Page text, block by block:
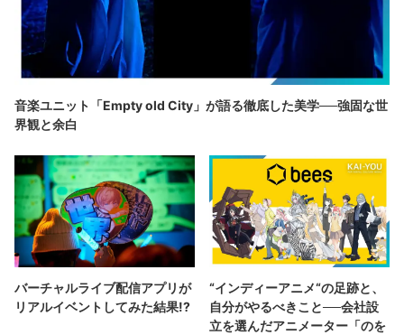
音楽ユニット「Empty old City」が語る徹底した美学──強固な世
界観と余白
バーチャルライブ配信アプリが
リアルイベントしてみた結果!?
“インディーアニメ“の足跡と、
自分がやるべきこと──会社設
立を選んだアニメーター「のを